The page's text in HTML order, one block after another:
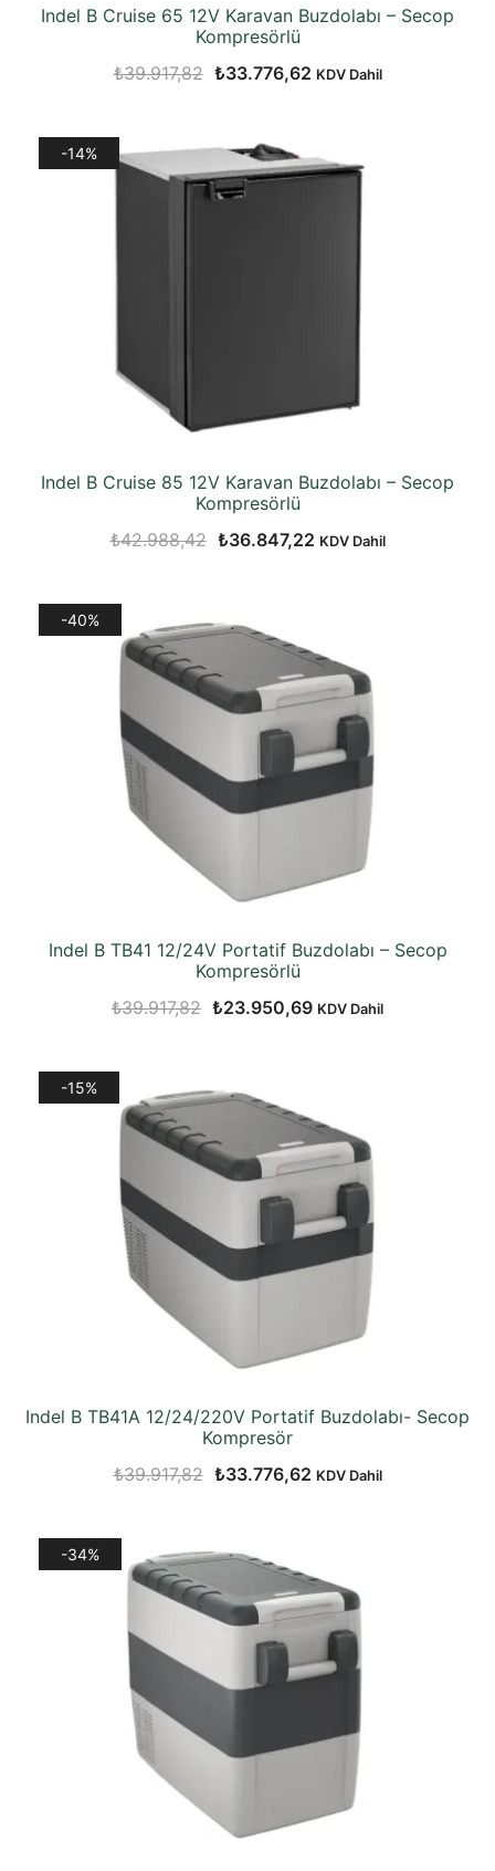
Indel B Cruise 65 12V Karavan Buzdolabı – Secop
Kompresörlü
₺39.917,82 Orijinal
₺33.776,62Şu
₺33.776,62.
KDV Dahil
-14%
Indel B Cruise 85 12V Karavan Buzdolabı – Secop
Kompresörlü
₺42.988,42 Orijinal
₺36.847,22Şu
KDV Dahil
-40%
Indel B TB41 12/24V Portatif Buzdolabı – Secop
Kompresörlü
₺39.917,82 Orijinal
₺23.950,69Şu
KDV Dahil
-15%
Indel B TB41A 12/24/220V Portatif Buzdolabı- Secop
Kompresör
₺39.917,82 Orijinal
₺33.776,62Şu
KDV Dahil
-34%